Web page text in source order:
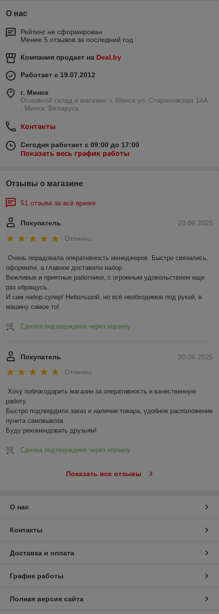
О нас
Рейтинг не сформирован
Менее 5 отзывов за последний год
Компания продает на Deal.by
Работает с 19.07.2012
г. Минск
Основной склад и магазин: г. Минск ул. Стариновская 14А.
, Минск, Беларусь
Контакты
Сегодня работает с 09:00 до 17:00
Показать весь график работы
Отзывы о магазине
51 отзыва за всё время
20.06.2025
Покупатель
Отлично
Очень порадовала оперативность менеджеров. Быстро связались,
оформили, а главное доставили набор.
Вежливые и приятные работники, с огромным удовольствием еще
раз обращусь.
И сам набор супер! Небольшой, но всё необходимое под рукой, в
машину самое то!
Сделка подтверждена через корзину
20.06.2025
Покупатель
Отлично
Хочу поблагодарить магазин за оперативность и качественную
работу.
Быстро подтвердили заказ и наличие товара, удобное расположение
пункта самовывоза
Буду рекомендовать друзьям!
Сделка подтверждена через корзину
Показать все отзывы
О нас
Контакты
Доставка и оплата
График работы
Полная версия сайта